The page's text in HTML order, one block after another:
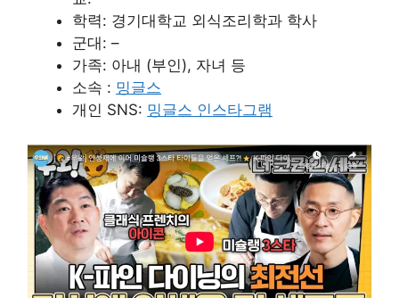
학력: 경기대학교 외식조리학과 학사
군대: –
가족: 아내 (부인), 자녀 등
소속 : 밍글스
개인 SNS: 밍글스 인스타그램